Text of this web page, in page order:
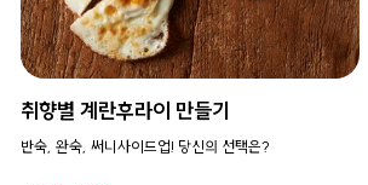
취향별 계란후라이 만들기
반숙, 완숙, 써니사이드업! 당신의 선택은?